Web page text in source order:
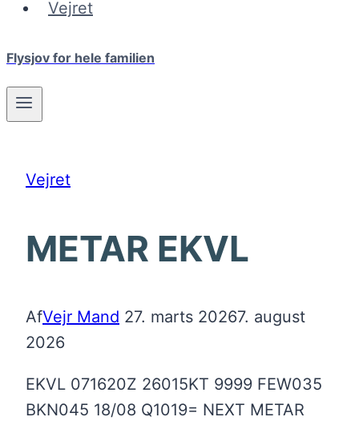
Vejret
Flysjov for hele familien
Vejret
METAR EKVL
AfVejr Mand 27. marts 20267. august
2026
EKVL 071620Z 26015KT 9999 FEW035
BKN045 18/08 Q1019= NEXT METAR